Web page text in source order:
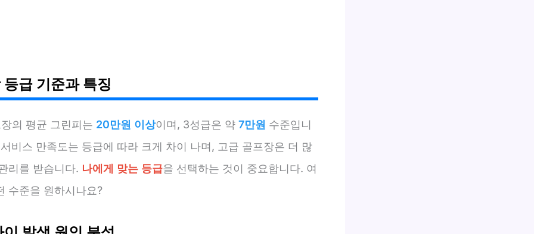
급 기준과 특징
의 평균 그린피는 20만원 이상이며, 3성급은 약 7만원 수준입니
비스 만족도는 등급에 따라 크게 차이 나며, 고급 골프장은 더 많
리를 받습니다. 나에게 맞는 등급을 선택하는 것이 중요합니다. 여
수준을 원하시나요?